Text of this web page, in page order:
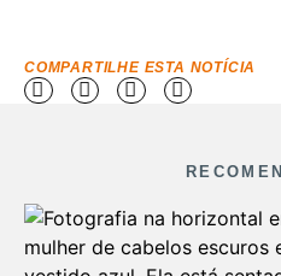
COMPARTILHE ESTA NOTÍCIA